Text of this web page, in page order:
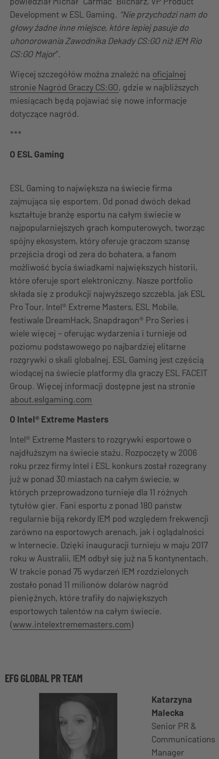
Development w ESL Gaming. “Nie przychodzi nam do
głowy żadne inne miejsce, które lepiej pasuje do
uhonorowania Zawodnika Dekady CS:GO niż IEM Rio
CS:GO Major“.
Więcej szczegółów można znaleźć na oficjalnej
stronie Nagród Graczy CS:GO, gdzie w najbliższych
miesiącach będą pojawiać się nowe informacje
dotyczące nagród.
***
O ESL Gaming
ESL Gaming to największa na świecie firma
zajmująca się esportem. Od ponad dwóch dekad
kształtuje branżę esportu na całym świecie w
najpopularniejszych grach komputerowych, tworząc
spójny ekosystem, który oferuje graczom szansę
przejścia drogi od zera do bohatera, a fanom
możliwość bycia świadkami największych historii,
które oferuje sport elektroniczny. Nasze portfolio
składa się z produkcji najwyższego szczebla, jak ESL
Pro Tour, Intel® Extreme Masters, ESL Mobile,
festiwale DreamHack, Snapdragon® Pro Series i
wiele więcej – oferując wydarzenia i turnieje od
poziomu podstawowego po najbardziej elitarne
rozgrywki o skali globalnej. ESL Gaming jest częścią
wiodącej na świecie platformy dla graczy ESL FACEIT
Group. Więcej informacji dostępne jest na stronie
about.eslgaming.com
O Intel® Extreme Masters
Intel® Extreme Masters to rozgrywki esportowe o
najdłuższym na świecie stażu. Rozpoczęty w 2006
roku przez firmy Intel i ESL konkurs został rozegrany
już w ponad 30 miastach na całym świecie, w
których przeprowadzono turnieje dla 11 różnych
tytułów gier. Fani esportu z ponad 180 państw
regularnie biją rekordy IEM pod względem frekwencji
zarówno na esportowych arenach, jak i oglądalności
w Internecie. Dzięki inauguracji turnieju w maju 2017
roku w Australii, IEM odbył się już na 5 kontynentach.
W trakcie ponad 75 wydarzeń IEM rozdzielonych
zostało ponad 11 milionów dolarów nagród
pieniężnych, które trafiły do największych
esportowych talentów na całym świecie.
(www.intelextrememasters.com)
EFG GLOBAL PR TEAM
Katarzyna
Malecka
Senior PR &
Communications
Manager